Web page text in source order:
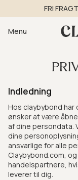
indhold
FRI
Menu
Indledning
Hos claybybond
ønsker at være
af dine persondata.
dine
ansvarlige for alle
Claybybond.com,
handelspartnere,
leverer til dig.